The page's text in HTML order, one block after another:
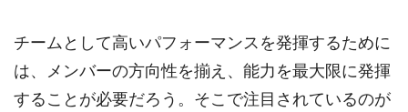
チームとして高いパフォーマンスを発揮するために
は、メンバーの方向性を揃え、能力を最大限に発揮
することが必要だろう。そこで注目されているのが